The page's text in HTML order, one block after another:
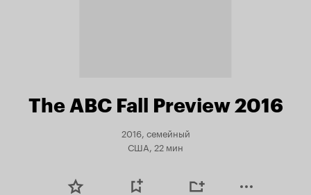
The ABC Fall Preview 2016
2016, семейный
США, 22 мин